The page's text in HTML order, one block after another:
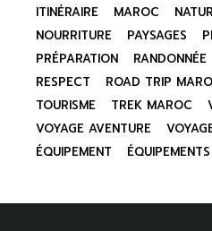
ITINÉRAIRE
MAROC
NOURRITURE
PAYSAGES
PRÉPARATION
RANDONNÉE
RESPECT
ROAD TRIP
TOURISME
TREK MAROC
VOYAGE AVENTURE
ÉQUIPEMENT
ÉQUIPEMENTS